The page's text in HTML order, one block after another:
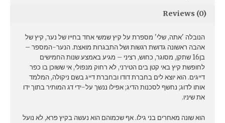
Reviews (0)
הנובלה 'אתה, שלי' מספרת על קיץ שמשי אחד בחייו של נער, קיץ של
אהבה ראשונה גדושת רגשות ושל התבגרות מואצת. הנער-המספר –
בן16 שתקן, מסוגר, כחוש, רציני – מגיע באמצע שנות החמישים
לחופשת קיץ באי קטן בים הטירני, לא רחוק מנפולי, אי ששוכן בו כפר
דייגים. הוא יוצא לים בחברת דודו ובחברת דייג בשם ניקולה, המלמד
אותו לדוג; נחשף לסכנות הדיג; אפילו ננשך על-ידי דג המותיר בתוך ידו
את שיניו.
הוא שונה מאחרים בני גילו. אף שכמוהם הוא נעשה בקיץ פרא, לא נועל